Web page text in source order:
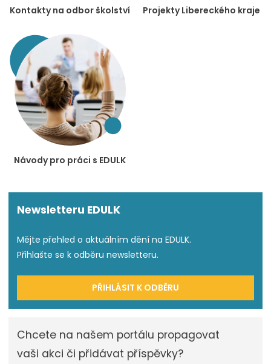
Kontakty na odbor školství Projekty Libereckého kraje
Návody pro práci s EDULK
Newsletteru EDULK
Mějte přehled o aktuálním dění na EDULK.
Přihlašte se k odběru newsletteru.
PŘIHLÁSIT K ODBĚRU
Chcete na našem portálu propagovat
vaši akci či přidávat příspěvky?